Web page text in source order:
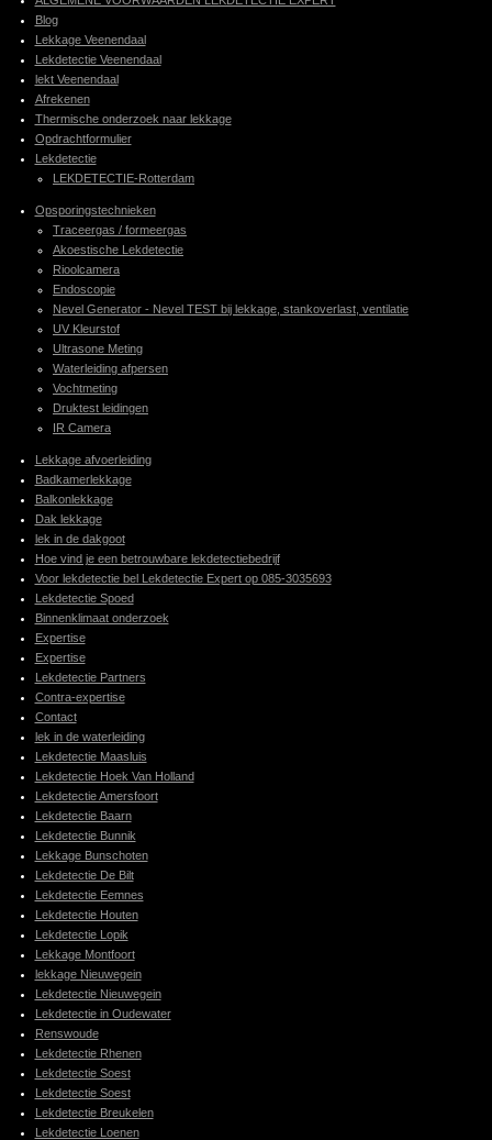
Blog
Lekkage Veenendaal
Lekdetectie Veenendaal
lekt Veenendaal
Afrekenen
Thermische onderzoek naar lekkage
Opdrachtformulier
Lekdetectie
LEKDETECTIE-Rotterdam
Opsporingstechnieken
Traceergas / formeergas
Akoestische Lekdetectie
Rioolcamera
Endoscopie
Nevel Generator - Nevel TEST bij lekkage, stankoverlast, ventilatie
UV Kleurstof
Ultrasone Meting
Waterleiding afpersen
Vochtmeting
Druktest leidingen
IR Camera
Lekkage afvoerleiding
Badkamerlekkage
Balkonlekkage
Dak lekkage
lek in de dakgoot
Hoe vind je een betrouwbare lekdetectiebedrijf
Voor lekdetectie bel Lekdetectie Expert op 085-3035693
Lekdetectie Spoed
Binnenklimaat onderzoek
Expertise
Expertise
Lekdetectie Partners
Contra-expertise
Contact
lek in de waterleiding
Lekdetectie Maasluis
Lekdetectie Hoek Van Holland
Lekdetectie Amersfoort
Lekdetectie Baarn
Lekdetectie Bunnik
Lekkage Bunschoten
Lekdetectie De Bilt
Lekdetectie Eemnes
Lekdetectie Houten
Lekdetectie Lopik
Lekkage Montfoort
lekkage Nieuwegein
Lekdetectie Nieuwegein
Lekdetectie in Oudewater
Renswoude
Lekdetectie Rhenen
Lekdetectie Soest
Lekdetectie Soest
Lekdetectie Breukelen
Lekdetectie Loenen